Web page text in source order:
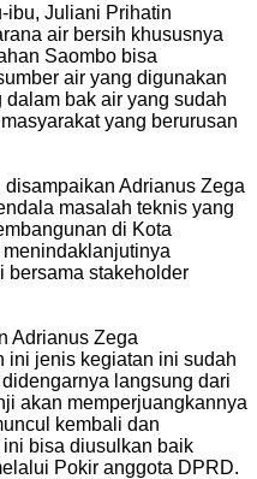
ibu, Juliani Prihatin
air bersih khususnya
Saombo bisa
air yang digunakan
bak air yang sudah
yang berurusan
Adrianus Zega
masalah teknis yang
di Kota
bersama stakeholder
Adrianus Zega
ini jenis kegiatan ini sudah
langsung dari
akan memperjuangkannya
kembali dan
bisa diusulkan baik
Pokir anggota DPRD.